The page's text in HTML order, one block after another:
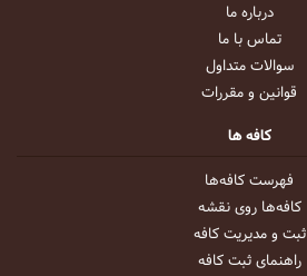
درباره ما
تماس با ما
سوالات متداول
قوانین و مقررات
کافه ها
فهرست کافه‌ها
کافه‌ها روی نقشه
ثبت و مدیریت کافه
راهنمای ثبت کافه